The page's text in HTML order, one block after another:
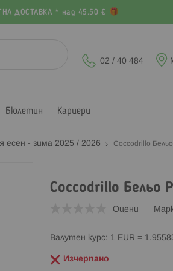
ДОСТАВКА * над 45.50 €
02 / 40 484
Бюлетин Кариери
есен - зима 2025 / 2026 Coccodrillo
Coccodrillo Бельо
Оцени
Валутен курс: 1 EUR =
Изчерпано